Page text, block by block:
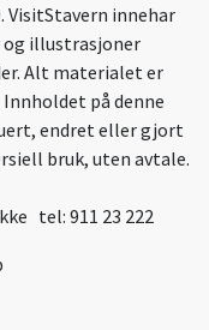
VisitStavern innehar
illustrasjoner
Alt materialet er
på denne
endret eller gjort
bruk, uten avtale.
tel: 911 23 222